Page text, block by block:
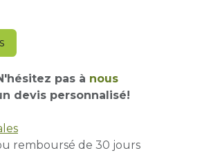
pas à nous
devis personnalisé!
remboursé de 30 jours